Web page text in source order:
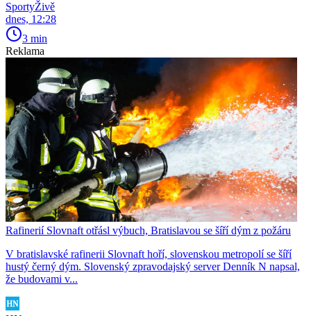
SportyŽivě
dnes, 12:28
3 min
Reklama
Rafinerií Slovnaft otřásl výbuch, Bratislavou se šíří dým z požáru
V bratislavské rafinerii Slovnaft hoří, slovenskou metropolí se šíří
hustý černý dým. Slovenský zpravodajský server Denník N napsal,
že budovami v...